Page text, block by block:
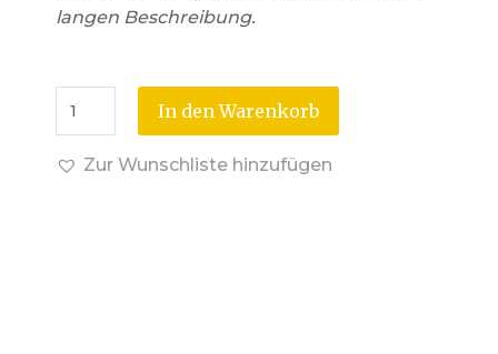
langen Beschreibung.
In den Warenkorb
Zur Wunschliste hinzufügen